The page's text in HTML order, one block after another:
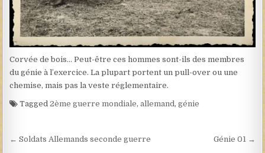
Corvée de bois… Peut-être ces hommes sont-ils des membres
du génie à l’exercice. La plupart portent un pull-over ou une
chemise, mais pas la veste réglementaire.
Tagged2ème guerre mondiale,allemand,génie
Navigation de l’article
← Soldats Allemands seconde guerre Génie 01 →